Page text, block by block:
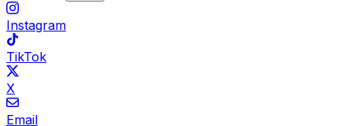
Instagram
TikTok
X
Email